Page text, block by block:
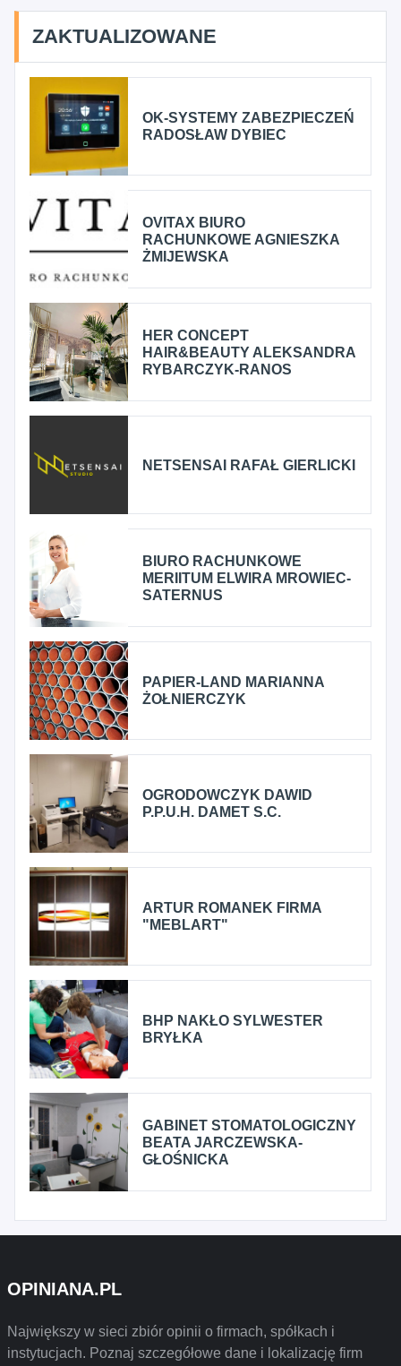
ZAKTUALIZOWANE
OK-SYSTEMY ZABEZPIECZEŃ
RADOSŁAW DYBIEC
OVITAX BIURO
RACHUNKOWE AGNIESZKA
ŻMIJEWSKA
HER CONCEPT
HAIR&BEAUTY ALEKSANDRA
RYBARCZYK-RANOS
NETSENSAI RAFAŁ GIERLICKI
BIURO RACHUNKOWE
MERIITUM ELWIRA MROWIEC-
SATERNUS
PAPIER-LAND MARIANNA
ŻOŁNIERCZYK
OGRODOWCZYK DAWID
P.P.U.H. DAMET S.C.
ARTUR ROMANEK FIRMA
"MEBLART"
BHP NAKŁO SYLWESTER
BRYŁKA
GABINET STOMATOLOGICZNY
BEATA JARCZEWSKA-
GŁOŚNICKA
OPINIANA.PL
Największy w sieci zbiór opinii o firmach, spółkach i
instytucjach. Poznaj szczegółowe dane i lokalizację firm